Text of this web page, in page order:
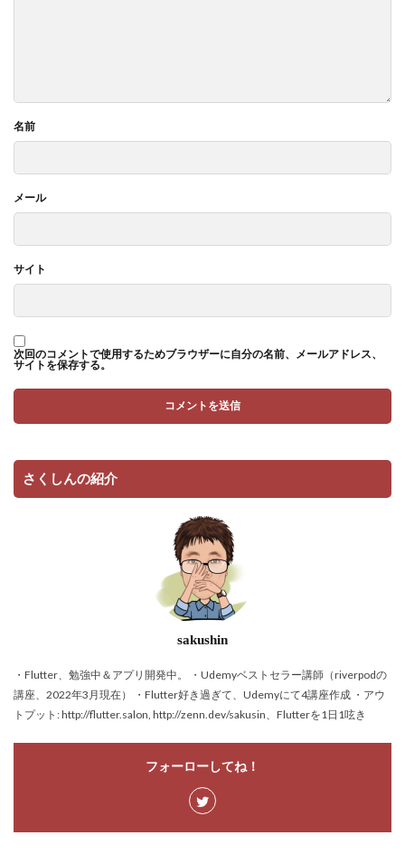
名前
メール
サイト
次回のコメントで使用するためブラウザーに自分の名前、メールアドレス、
サイトを保存する。
さくしんの紹介
sakushin
・Flutter、勉強中＆アプリ開発中。 ・Udemyベストセラー講師（riverpodの
講座、2022年3月現在） ・Flutter好き過ぎて、Udemyにて4講座作成 ・アウ
トプット: http://flutter.salon, http://zenn.dev/sakusin、Flutterを1日1呟き
フォーローしてね！